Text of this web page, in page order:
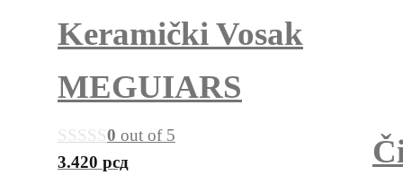
Keramički Vosak
MEGUIARS
0 out of 5
3.420 рсд